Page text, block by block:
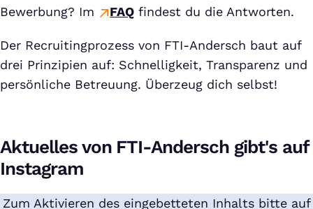
Bewerbung? Im
FAQ findest du die Antworten.
Der Recruitingprozess von FTI-Andersch baut auf
drei Prinzipien auf: Schnelligkeit, Transparenz und
persönliche Betreuung. Überzeug dich selbst!
Aktuelles von FTI-Andersch gibt's auf
Instagram
Zum Aktivieren des eingebetteten Inhalts bitte auf